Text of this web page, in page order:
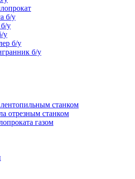
б/у
у
у
б/у
б/у
лентопильным станком
отрезным станком
газом